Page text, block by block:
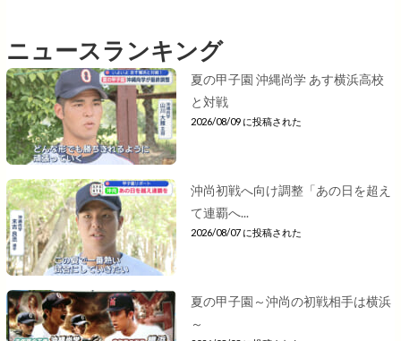
ニュースランキング
夏の甲子園 沖縄尚学 あす横浜高校
と対戦
2026/08/09 に投稿された
沖尚初戦へ向け調整「あの日を超え
て連覇へ...
2026/08/07 に投稿された
夏の甲子園～沖尚の初戦相手は横浜
～